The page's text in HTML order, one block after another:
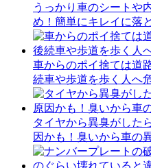
うっかり車のシートや
め！簡単にキレイに落
車からのポイ捨ては道
続車や歩道を歩く人へ
タイヤから異臭がした
因かも！臭いから車の